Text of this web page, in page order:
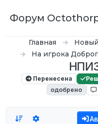
Форум
Главная
На игрока
Перенесена
одобрено